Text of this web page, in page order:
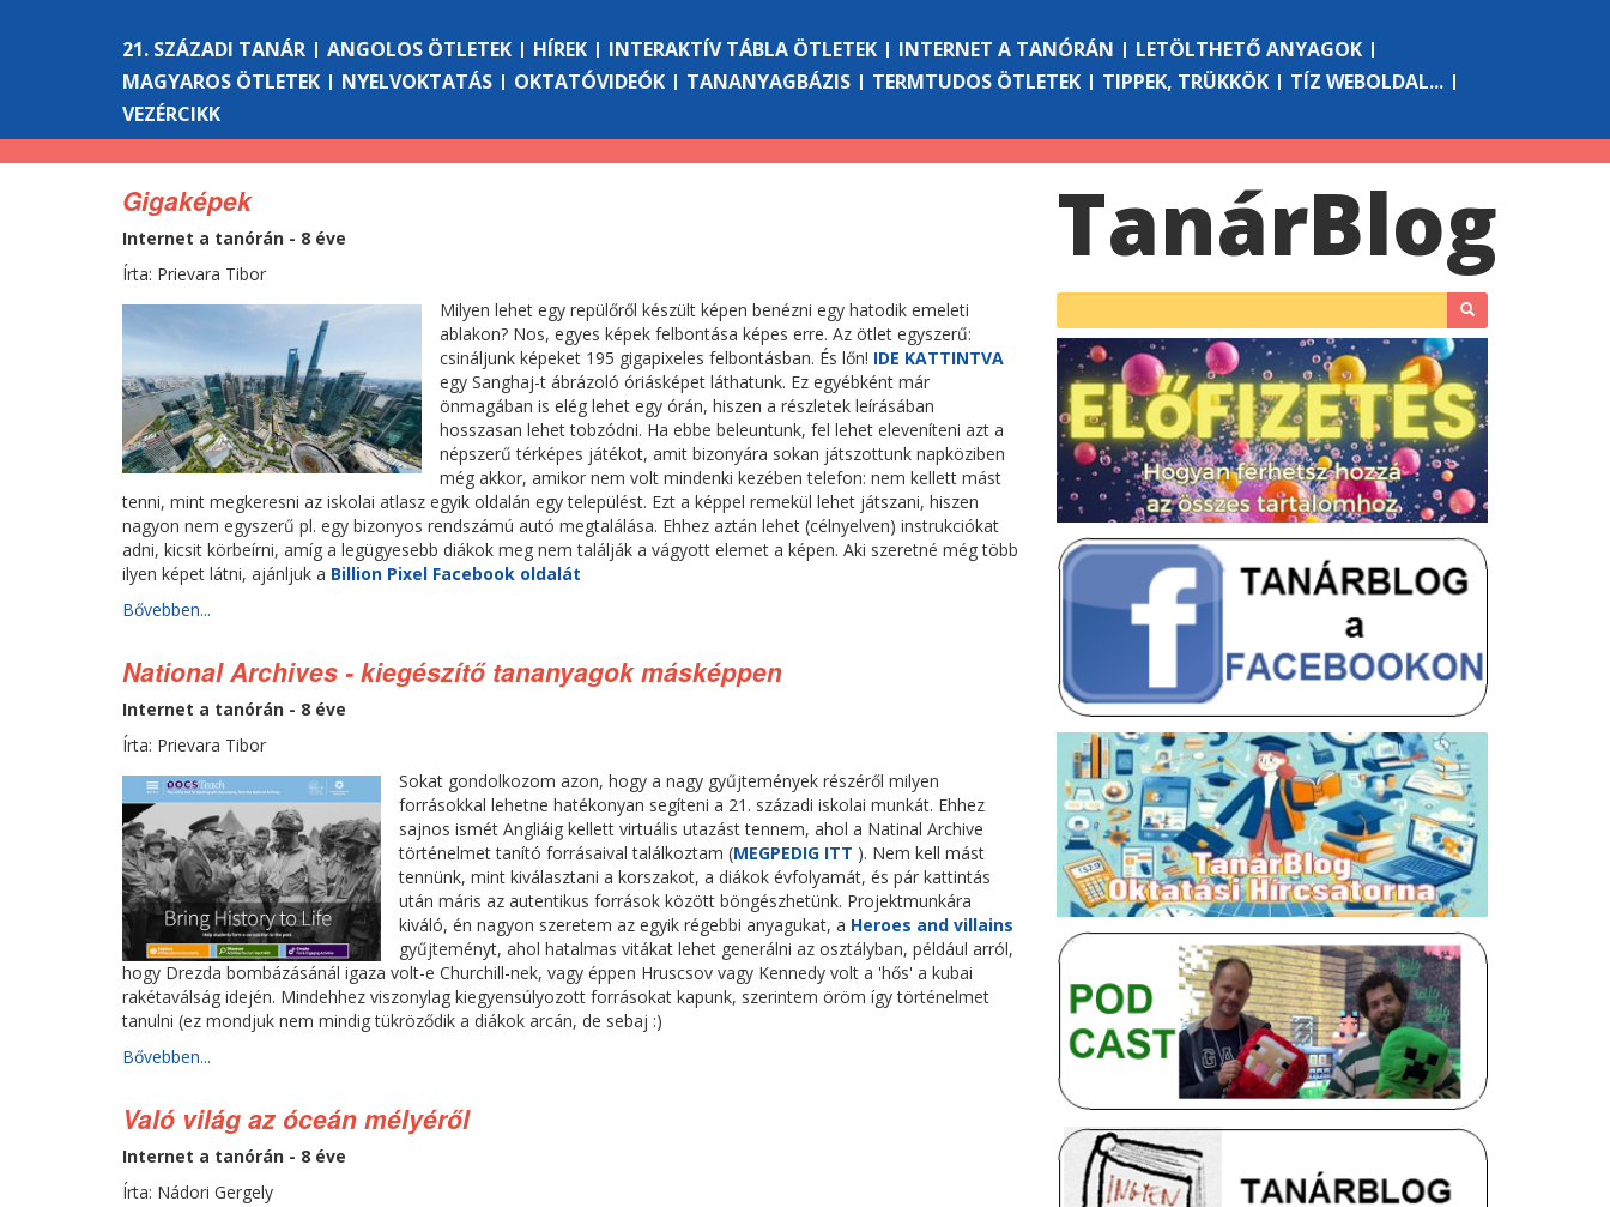
21. SZÁZADI TANÁR ANGOLOS ÖTLETEK HÍREK INTERAKTÍV TÁBLA ÖTLETEK INTERNET A TANÓRÁN
LETÖLTHETŐ ANYAGOK
MAGYAROS ÖTLETEK
NYELVOKTATÁS OKTATÓVIDEÓK TANANYAGBÁZIS TERMTUDOS ÖTLETEK TIPPEK, TRÜKKÖK
TÍZ WEBOLDAL...
VEZÉRCIKK
Gigaképek
Internet a tanórán - 8 éve
Írta: Prievara Tibor
Milyen lehet egy repülőről készült képen benézni egy hatodik emeleti
ablakon? Nos, egyes képek felbontása képes erre. Az ötlet egyszerű:
csináljunk képeket 195 gigapixeles felbontásban. És lőn! IDE KATTINTVA
egy Sanghaj-t ábrázoló óriásképet láthatunk. Ez egyébként már
önmagában is elég lehet egy órán, hiszen a részletek leírásában
hosszasan lehet tobzódni. Ha ebbe beleuntunk, fel lehet eleveníteni azt a
népszerű térképes játékot, amit bizonyára sokan játszottunk napköziben
még akkor, amikor nem volt mindenki kezében telefon: nem kellett mást
tenni, mint megkeresni az iskolai atlasz egyik oldalán egy települést. Ezt a képpel remekül lehet játszani, hiszen
nagyon nem egyszerű pl. egy bizonyos rendszámú autó megtalálása. Ehhez aztán lehet (célnyelven) instrukciókat
adni, kicsit körbeírni, amíg a legügyesebb diákok meg nem találják a vágyott elemet a képen. Aki szeretné még több
ilyen képet látni, ajánljuk a Billion Pixel Facebook oldalát
Bővebben...
National Archives - kiegészítő tananyagok másképpen
Internet a tanórán - 8 éve
Írta: Prievara Tibor
Sokat gondolkozom azon, hogy a nagy gyűjtemények részéről milyen
forrásokkal lehetne hatékonyan segíteni a 21. századi iskolai munkát. Ehhez
sajnos ismét Angliáig kellett virtuális utazást tennem, ahol a Natinal Archive
történelmet tanító forrásaival találkoztam (MEGPEDIG ITT ). Nem kell mást
tennünk, mint kiválasztani a korszakot, a diákok évfolyamát, és pár kattintás
után máris az autentikus források között böngészhetünk. Projektmunkára
kiváló, én nagyon szeretem az egyik régebbi anyagukat, a Heroes and villains
gyűjteményt, ahol hatalmas vitákat lehet generálni az osztályban, például arról,
hogy Drezda bombázásánál igaza volt-e Churchill-nek, vagy éppen Hruscsov vagy Kennedy volt a 'hős' a kubai
rakétaválság idején. Mindehhez viszonylag kiegyensúlyozott forrásokat kapunk, szerintem öröm így történelmet
tanulni (ez mondjuk nem mindig tükröződik a diákok arcán, de sebaj :)
Bővebben...
Való világ az óceán mélyéről
Internet a tanórán - 8 éve
Írta: Nádori Gergely
TanárBlog